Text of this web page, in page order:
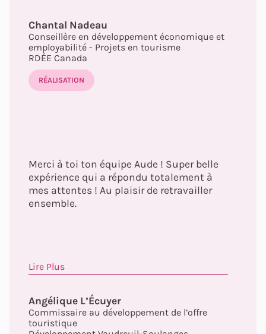
mandat. Toujours disponibles et à
l’écoute, ils ont su proposer et livrer des
solutions concrètes, efficaces et à la
hauteur de nos attentes.
Chantal Nadeau
Conseillère en développement économique et
employabilité - Projets en tourisme
RDÉE Canada
RÉALISATION
Merci à toi ton équipe Aude ! Super belle
expérience qui a répondu totalement à
mes attentes ! Au plaisir de retravailler
ensemble.
Lire Plus
Angélique L’Écuyer
Commissaire au développement de l’offre
touristique